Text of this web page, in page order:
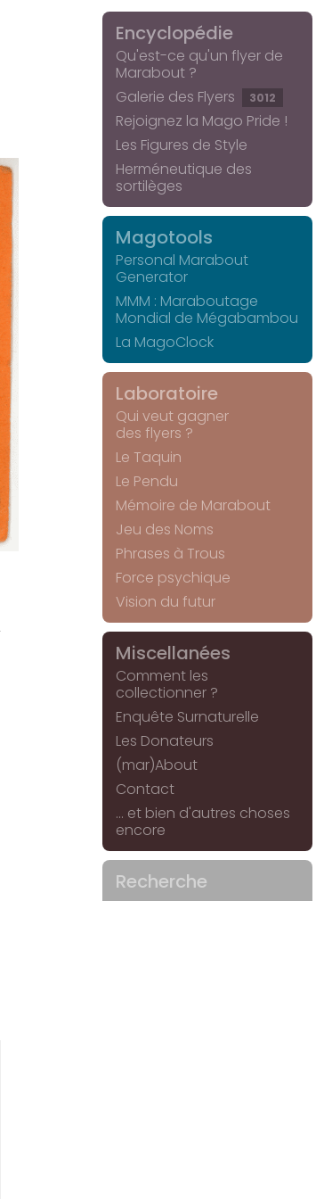
Encyclopédie
Qu'est-ce qu'un flyer de
Marabout ?
Galerie des Flyers
3012
Rejoignez la Mago Pride !
Les Figures de Style
Herméneutique des
sortilèges
Magotools
Personal Marabout
Generator
MMM : Maraboutage
Mondial de Mégabambou
La MagoClock
Laboratoire
Qui veut gagner
des flyers ?
Le Taquin
Le Pendu
Mémoire de Marabout
Jeu des Noms
Phrases à Trous
Force psychique
Vision du futur
Miscellanées
Comment les
collectionner ?
Enquête Surnaturelle
Les Donateurs
(mar)About
Contact
... et bien d'autres choses
encore
Recherche